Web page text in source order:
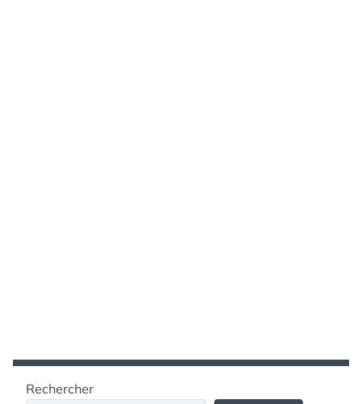
Rechercher